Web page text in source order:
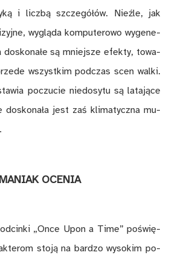
i licz­bą szcze­gó­łów. Nie­źle, jak
wy­glą­da kom­pu­te­ro­wo wy­ge­ne­
do­sko­na­łe są mniej­sze efek­ty, to­wa­
wszyst­kim pod­czas scen wal­ki.
po­czu­cie nie­do­sy­tu są la­ta­ją­ce
do­sko­na­ła jest zaś kli­ma­tycz­na mu­
MA­NIAK OCE­NIA
„Once Upon a Time” po­świę­
sto­ją na bar­dzo wy­so­kim po­